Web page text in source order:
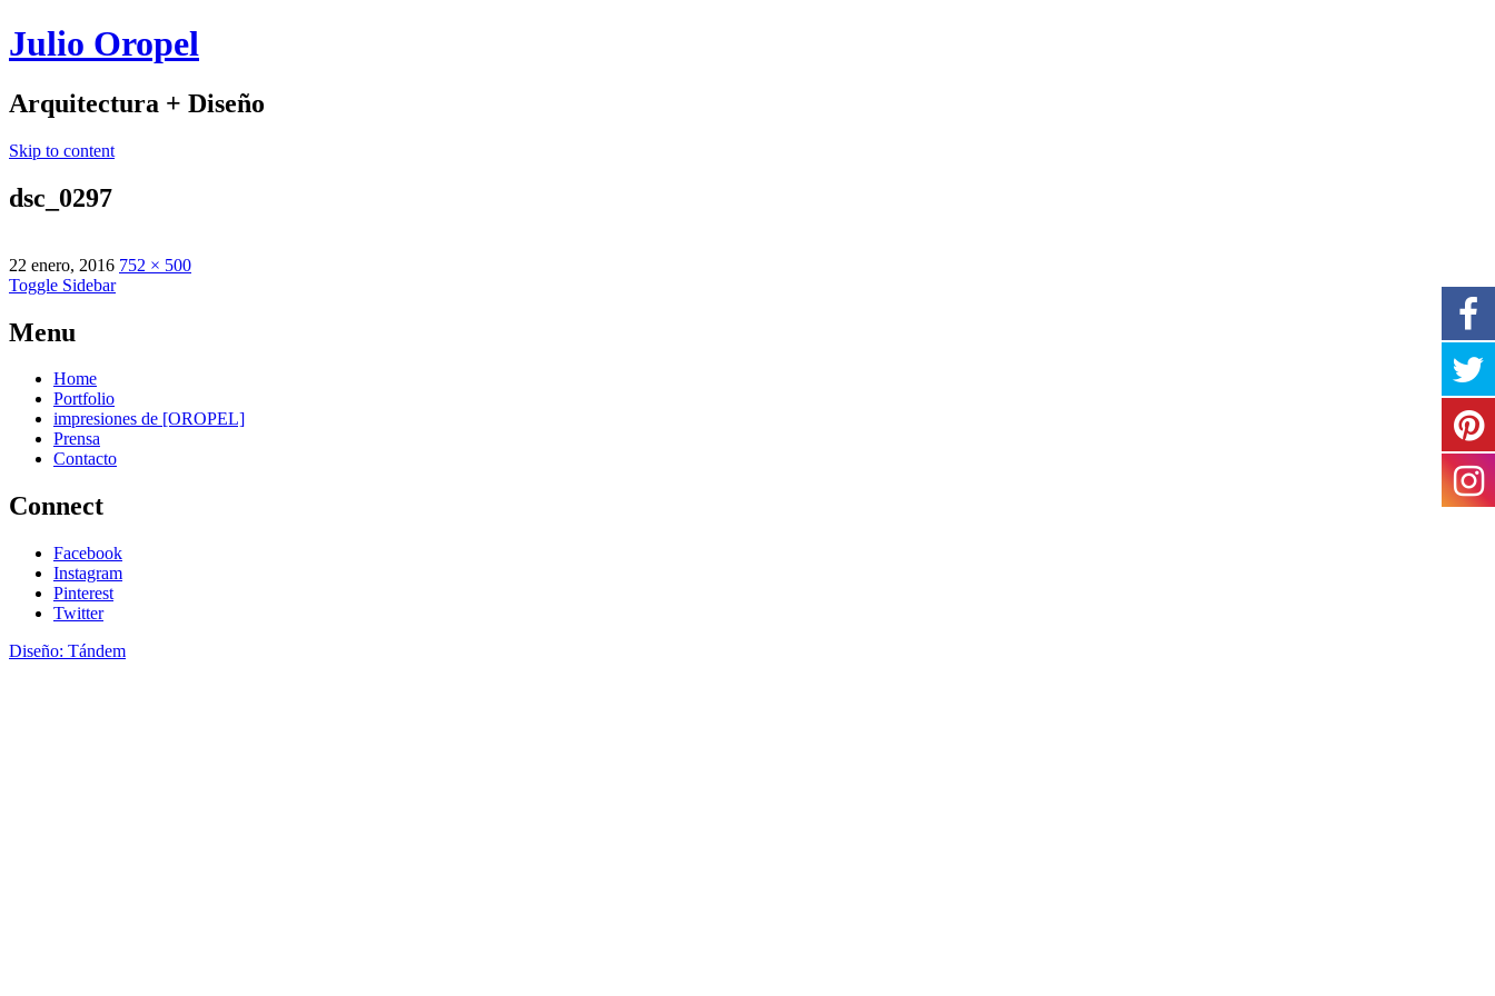
Julio Oropel
Arquitectura + Diseño
Skip to content
dsc_0297
22 enero, 2016 752 × 500
Toggle Sidebar
Menu
Home
Portfolio
impresiones de [OROPEL]
Prensa
Contacto
Connect
Facebook
Instagram
Pinterest
Twitter
Diseño: Tándem